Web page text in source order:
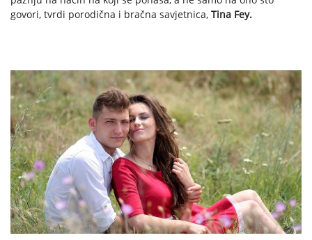
govori, tvrdi porodična i bračna savjetnica, Tina Fey.